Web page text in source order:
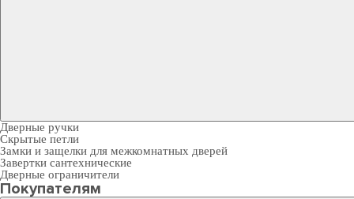
Дверные ручки
Скрытые петли
Замки и защелки для межкомнатных дверей
Завертки сантехнические
Дверные ограничители
Покупателям